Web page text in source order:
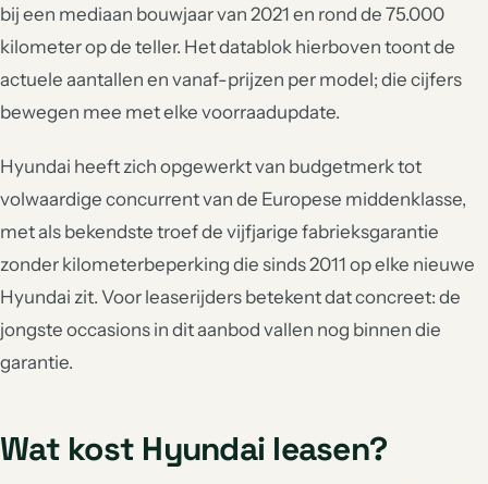
bij een mediaan bouwjaar van 2021 en rond de 75.000
kilometer op de teller. Het datablok hierboven toont de
actuele aantallen en vanaf-prijzen per model; die cijfers
bewegen mee met elke voorraadupdate.
Hyundai heeft zich opgewerkt van budgetmerk tot
volwaardige concurrent van de Europese middenklasse,
met als bekendste troef de vijfjarige fabrieksgarantie
zonder kilometerbeperking die sinds 2011 op elke nieuwe
Hyundai zit. Voor leaserijders betekent dat concreet: de
jongste occasions in dit aanbod vallen nog binnen die
garantie.
Wat kost Hyundai leasen?